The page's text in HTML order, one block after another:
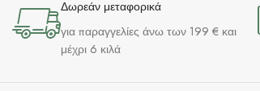
Δωρεάν μεταφορικά
για παραγγελίες άνω των 199 € και
μέχρι 6 κιλά